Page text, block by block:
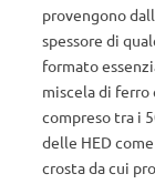
provengono
spessore di
formato
miscela di
compreso tra i
delle HED
crosta da cui